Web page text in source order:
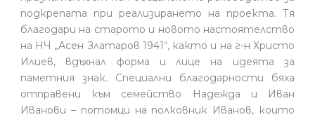
подкрепата при реализирането на проекта. Тя
благодари на старото и новото настоятелство
на НЧ „Асен Златаров 1941“, както и на г-н Христо
Илиев, вдъхнал форма и лице на идеята за
паметния знак. Специални благодарности бяха
отправени към семейство Надежда и Иван
Иванови – потомци на полковник Иванов, които